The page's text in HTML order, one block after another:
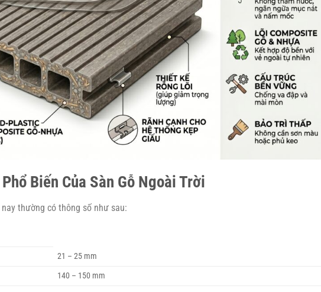
Biến Của Sàn Gỗ Ngoài Trời
thường có thông số như sau:
21 – 25 mm
140 – 150 mm